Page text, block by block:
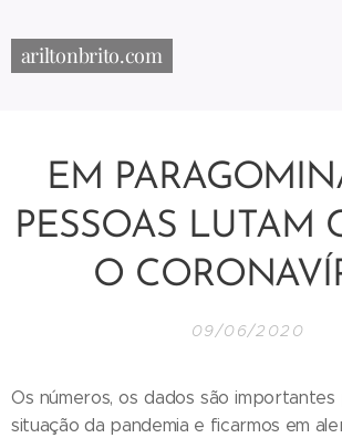
ariltonbrito.com
EM
PESSOAS LUTAM
O
09/06/2020
Os números, os dados são importantes
situação da pandemia e ficarmos em